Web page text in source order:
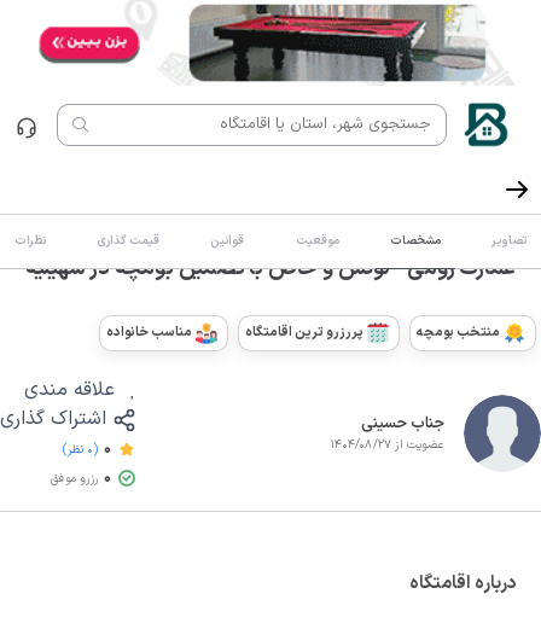
تصاویر مشخصات موقعیت قوانین قیمت گذاری نظرات
عمارت رومی - لوکس و خاص با تضمین بومچه در سهیلیه
منتخب بومچه پررزرو ترین اقامتگاه مناسب خانواده
جناب حسینی
عضویت از 1404/08/27
اشتراک گذاری
0 (0 نظر)
0 رزرو موفق
درباره اقامتگاه